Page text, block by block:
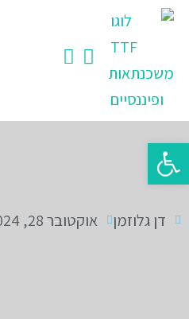
פתח סרגל נגישות
דילוג
דן גלוזמן אוקטובר 28, 2024